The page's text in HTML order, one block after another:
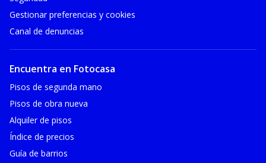
Gestionar preferencias y cookies
Canal de denuncias
Encuentra en Fotocasa
Pisos de segunda mano
Pisos de obra nueva
Alquiler de pisos
Índice de precios
Guía de barrios